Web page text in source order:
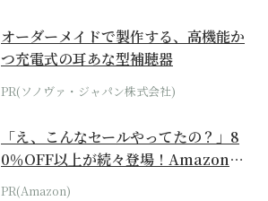
オーダーメイドで製作する、高機能か
つ充電式の耳あな型補聴器
PR(ソノヴァ・ジャパン株式会社)
「え、こんなセールやってたの？」8
0％OFF以上が続々登場！Amazonの
本気が...
PR(Amazon)